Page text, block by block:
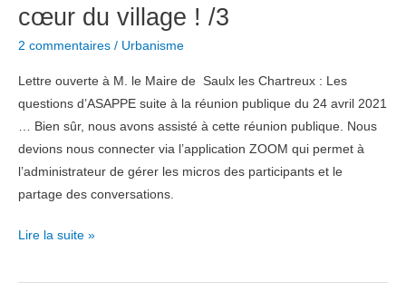
cœur
du
cœur du village ! /3
2 commentaires / Urbanisme
Lettre ouverte à M. le Maire de Saulx les Chartreux : Les
questions d’ASAPPE suite à la réunion publique du 24 avril 2021
… Bien sûr, nous avons assisté à cette réunion publique. Nous
devions nous connecter via l’application ZOOM qui permet à
l’administrateur de gérer les micros des participants et le
partage des conversations.
Un
de
Lire la suite »